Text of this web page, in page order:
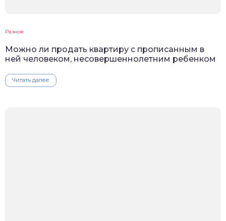
Разное
Можно ли продать квартиру с прописанным в
ней человеком, несовершеннолетним ребенком
Читать далее